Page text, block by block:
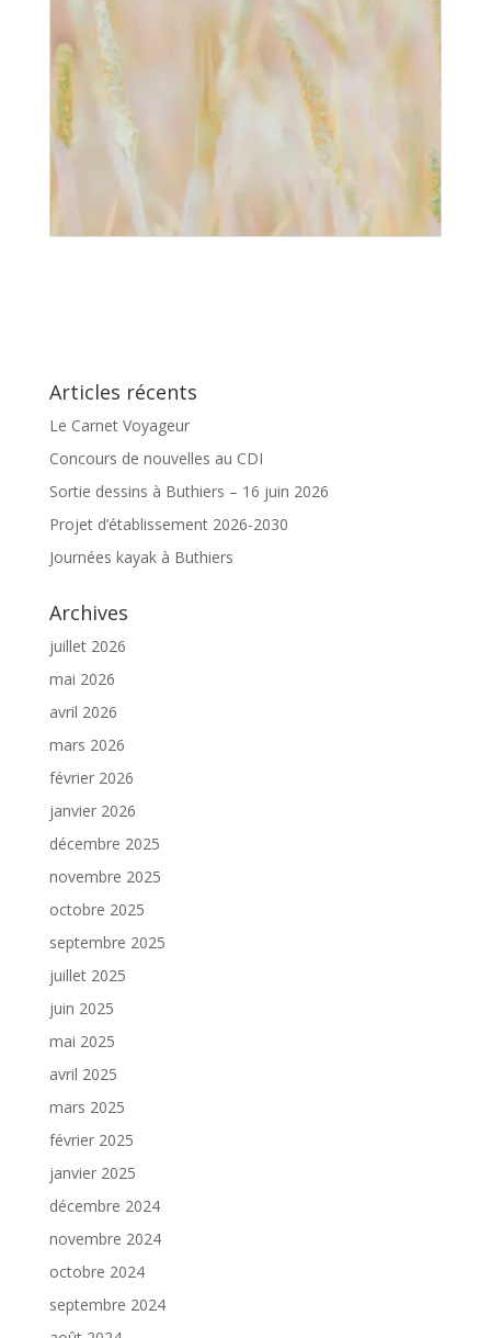
Articles récents
Le Carnet Voyageur
Concours de nouvelles au CDI
Sortie dessins à Buthiers – 16 juin 2026
Projet d’établissement 2026-2030
Journées kayak à Buthiers
Archives
juillet 2026
mai 2026
avril 2026
mars 2026
février 2026
janvier 2026
décembre 2025
novembre 2025
octobre 2025
septembre 2025
juillet 2025
juin 2025
mai 2025
avril 2025
mars 2025
février 2025
janvier 2025
décembre 2024
novembre 2024
octobre 2024
septembre 2024